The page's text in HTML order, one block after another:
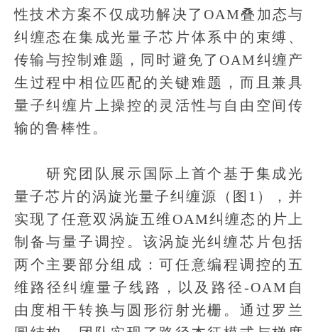
性技术方案不仅成功解决了OAM叠加态与
纠缠态在集成光量子芯片体系中的束缚、
传输与控制难题，同时避免了OAM纠缠产
生过程中相位匹配的关键难题，而且兼具
量子纠缠片上操控的灵活性与自由空间传
输的鲁棒性。
研究团队展示国际上首个基于集成光
量子芯片的涡旋光量子纠缠源（图1），并
实现了任意双涡旋五维OAM纠缠态的片上
制备与量子调控。该涡旋光纠缠芯片包括
两个主要部分组成：可任意编程调控的五
维路径纠缠量子线路，以及路径-OAM自
由度相干转换与圆形衍射光栅。通过罗兰